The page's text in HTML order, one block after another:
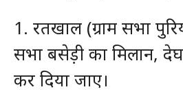
1. रतखाल (ग्राम सभा
सभा बसेड़ी का मिलान,
कर दिया जाए।